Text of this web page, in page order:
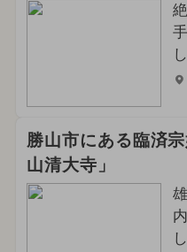
2024年4月のイベン
2026年11月のイベ
2026年12月のイベン
2026年2月のイベン
2026年5月のイベン
勝山市にある臨済
山清大寺」